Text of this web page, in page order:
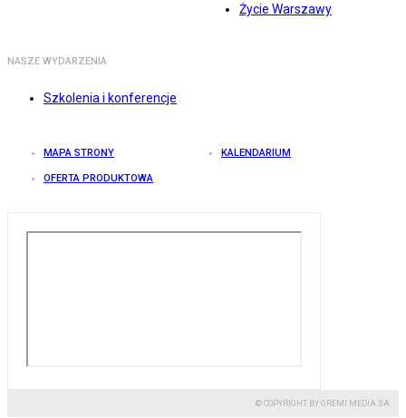
Życie Warszawy
NASZE WYDARZENIA
Szkolenia i konferencje
MAPA STRONY KALENDARIUM
OFERTA PRODUKTOWA
© COPYRIGHT BY GREMI MEDIA SA